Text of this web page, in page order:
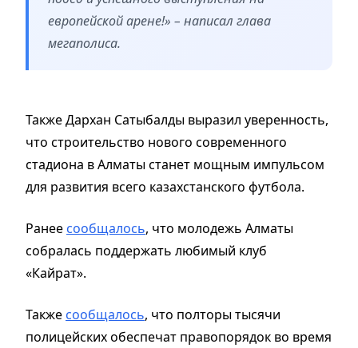
европейской арене!» – написал глава
мегаполиса.
Также Дархан Сатыбалды выразил уверенность,
что строительство нового современного
стадиона в Алматы станет мощным импульсом
для развития всего казахстанского футбола.
Ранее сообщалось, что молодежь Алматы
собралась поддержать любимый клуб
«Кайрат».
Также сообщалось, что полторы тысячи
полицейских обеспечат правопорядок во время